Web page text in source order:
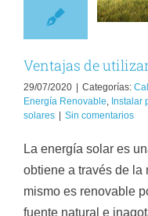
Placas
solares
Ventajas de
29/07/2020 Categorías:
Energía Renovable, Instalar
solares
Sin comentarios
La energía solar es
obtiene a través de la
mismo es renovable
fuente natural e